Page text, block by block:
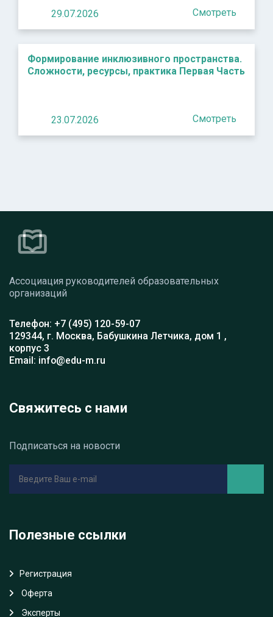
29.07.2026 Смотреть
Формирование инклюзивного пространства.
Сложности, ресурсы, практика Первая Часть
23.07.2026 Смотреть
Ассоциация руководителей образовательных
организаций
Телефон: +7 (495) 120-59-07
129344, г. Москва, Бабушкина Летчика, дом 1 ,
корпус 3
Email: info@edu-m.ru
Свяжитесь с нами
Подписаться на новости
Полезные ссылки
Регистрация
Oферта
Эксперты